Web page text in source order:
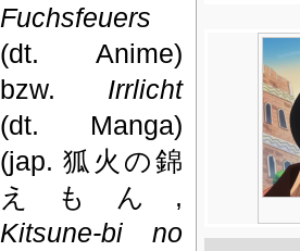
Fuchsfeuers
(dt. Anime)
bzw. Irrlicht
(dt. Manga)
(jap. 狐火の錦
えもん,
Kitsune-bi no